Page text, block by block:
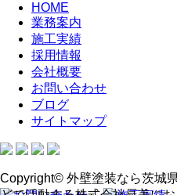
HOME
業務案内
施工実績
採用情報
会社概要
お問い合わせ
ブログ
サイトマップ
Copyright© 外壁塗装なら茨城